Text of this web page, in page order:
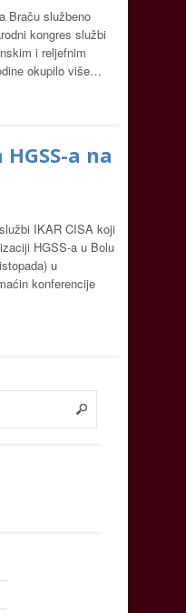
Braču službeno
kongres službi
i reljefnim
okupilo više…
a na
IKAR CISA koji
HGSS-a u Bolu
u
konferencije